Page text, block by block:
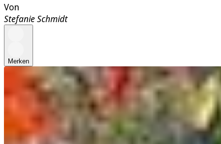
Von
Stefanie Schmidt
Merken